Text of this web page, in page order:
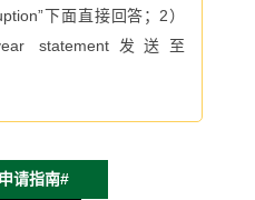
”下面直接回答；2）
statement发送至
请指南#